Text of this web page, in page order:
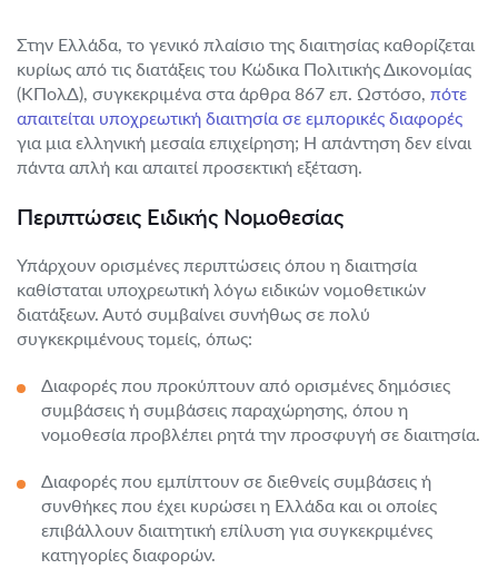
Στην Ελλάδα, το γενικό πλαίσιο της διαιτησίας καθορίζεται
κυρίως από τις διατάξεις του Κώδικα Πολιτικής Δικονομίας
(ΚΠολΔ), συγκεκριμένα στα άρθρα 867 επ. Ωστόσο, πότε
απαιτείται υποχρεωτική διαιτησία σε εμπορικές διαφορές
για μια ελληνική μεσαία επιχείρηση; Η απάντηση δεν είναι
πάντα απλή και απαιτεί προσεκτική εξέταση.
Περιπτώσεις Ειδικής Νομοθεσίας
Υπάρχουν ορισμένες περιπτώσεις όπου η διαιτησία
καθίσταται υποχρεωτική λόγω ειδικών νομοθετικών
διατάξεων. Αυτό συμβαίνει συνήθως σε πολύ
συγκεκριμένους τομείς, όπως:
Διαφορές που προκύπτουν από ορισμένες δημόσιες
συμβάσεις ή συμβάσεις παραχώρησης, όπου η
νομοθεσία προβλέπει ρητά την προσφυγή σε διαιτησία.
Διαφορές που εμπίπτουν σε διεθνείς συμβάσεις ή
συνθήκες που έχει κυρώσει η Ελλάδα και οι οποίες
επιβάλλουν διαιτητική επίλυση για συγκεκριμένες
κατηγορίες διαφορών.